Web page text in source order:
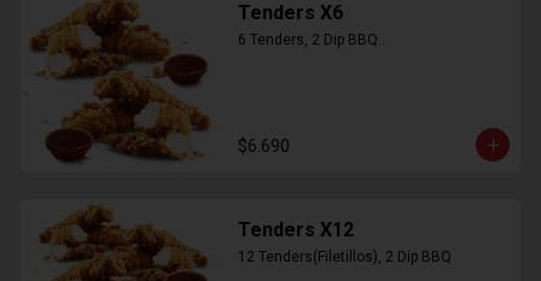
Tenders X6
6 Tenders, 2 Dip BBQ..
$6.690
Tenders X12
12 Tenders(Filetillos), 2 Dip BBQ